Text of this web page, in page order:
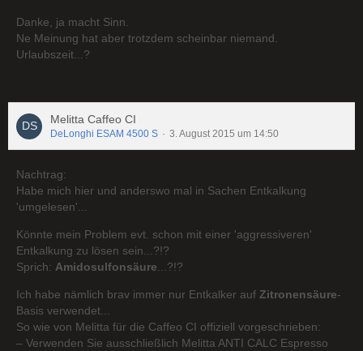
Danke, ja macht Sinn.
Ne Meinung hat aber trotzdem scheinbar niemand.
Urlaubszeit...?
Melitta Caffeo CI
DeLonghi ESAM 4500 S 3. August 2015 um 14:50
Nachtrag:
Habe mich hier und anderswo mal in Sachen Entkalkung
'umgelesen'...
Könnte mein Problem evt. schon mit einer 'aggressiveren'
Entkalkung zu lösen sein...?!?
Sprich: Amidosulfonsäure ...?!?
Ich habe nämlich brav immer nur Entkalker auf Zitronensäure-
Basis verwendet...
So wie von Melitta für die Caffeo CI offiziell vorgeschrieben:
– Verwenden Sie ausschließlich Melitta ANTI CALC Espresso